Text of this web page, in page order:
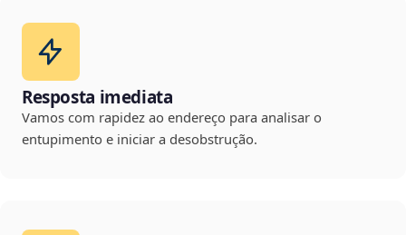
Resposta imediata
Vamos com rapidez ao endereço para analisar o
entupimento e iniciar a desobstrução.